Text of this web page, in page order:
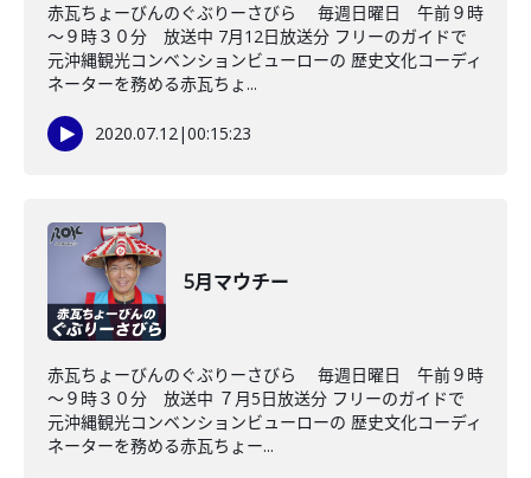
赤瓦ちょーびんのぐぶりーさびら 毎週日曜日 午前９時
～９時３０分 放送中 7月12日放送分 フリーのガイドで
元沖縄観光コンベンションビューローの 歴史文化コーディ
ネーターを務める赤瓦ちょ...
2020.07.12|00:15:23
5月マウチー
赤瓦ちょーびんのぐぶりーさびら 毎週日曜日 午前９時
～９時３０分 放送中 ７月5日放送分 フリーのガイドで
元沖縄観光コンベンションビューローの 歴史文化コーディ
ネーターを務める赤瓦ちょー...